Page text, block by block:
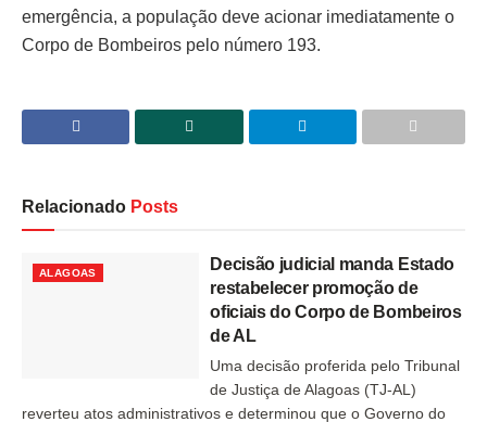
emergência, a população deve acionar imediatamente o
Corpo de Bombeiros pelo número 193.
Relacionado Posts
ALAGOAS
Decisão judicial manda Estado
restabelecer promoção de
oficiais do Corpo de Bombeiros
de AL
Uma decisão proferida pelo Tribunal
de Justiça de Alagoas (TJ-AL)
reverteu atos administrativos e determinou que o Governo do